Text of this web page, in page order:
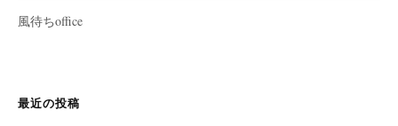
風待ちoffice
最近の投稿